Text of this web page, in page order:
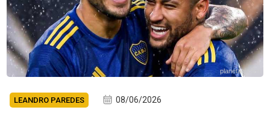
planetabj.com
LEANDRO PAREDES 08/06/2026